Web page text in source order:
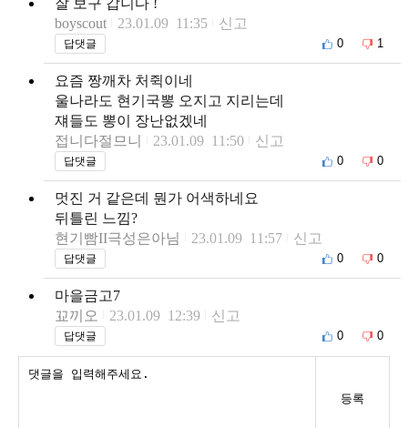
잘 보구 갑니다 !
boyscout
23.01.09 11:35 신고
답댓글 0 1
요즘 짱깨차 처쥑이네
울나라도 현기국뽕 오지고 지리는데
쟤들도 뽕이 장난없겠네
접니다절므니
23.01.09 11:50 신고
답댓글 0 0
멋진 거 같은데 뭔가 어색하네요
뒤틀린 느낌?
현기빰II극성은아님
23.01.09 11:57 신고
답댓글 0 0
마을금고7
꾜끼오
23.01.09 12:39 신고
답댓글 0 0
등록